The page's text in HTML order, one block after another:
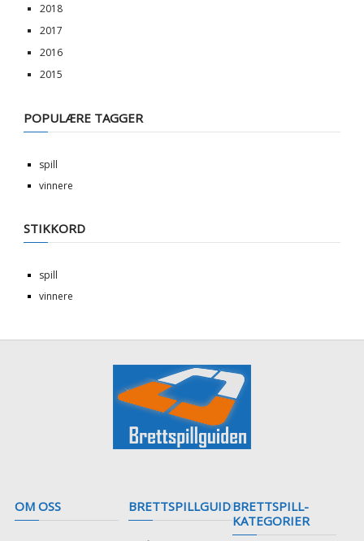
2018
2017
2016
2015
POPULÆRE TAGGER
spill
vinnere
STIKKORD
spill
vinnere
OM OSS BRETTSPILLGUIDENBRETTSPILL-
KATEGORIER